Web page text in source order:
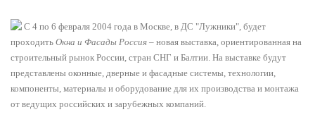
С 4 по 6 февраля 2004 года в Москве, в ДС "Лужники", будет
проходить Окна и Фасады Россия – новая выставка, ориентированная на
строительный рынок России, стран СНГ и Балтии. На выставке будут
представлены оконные, дверные и фасадные системы, технологии,
компоненты, материалы и оборудование для их производства и монтажа
от ведущих российских и зарубежных компаний.